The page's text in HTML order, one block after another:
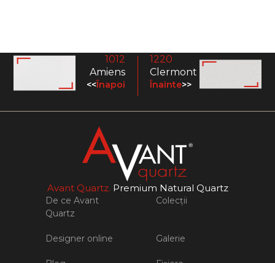
1012
Amiens
<<Înapoi
1220
Clermont
Înainte>>
Avant Quartz. Premium Natural Quartz
De ce Avant
Quartz
Colecții
Designer online Galerie